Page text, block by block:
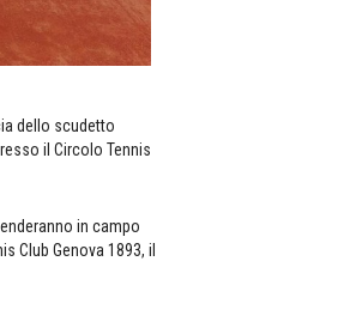
dello scudetto
il Circolo Tennis
in campo
Club Genova 1893, il